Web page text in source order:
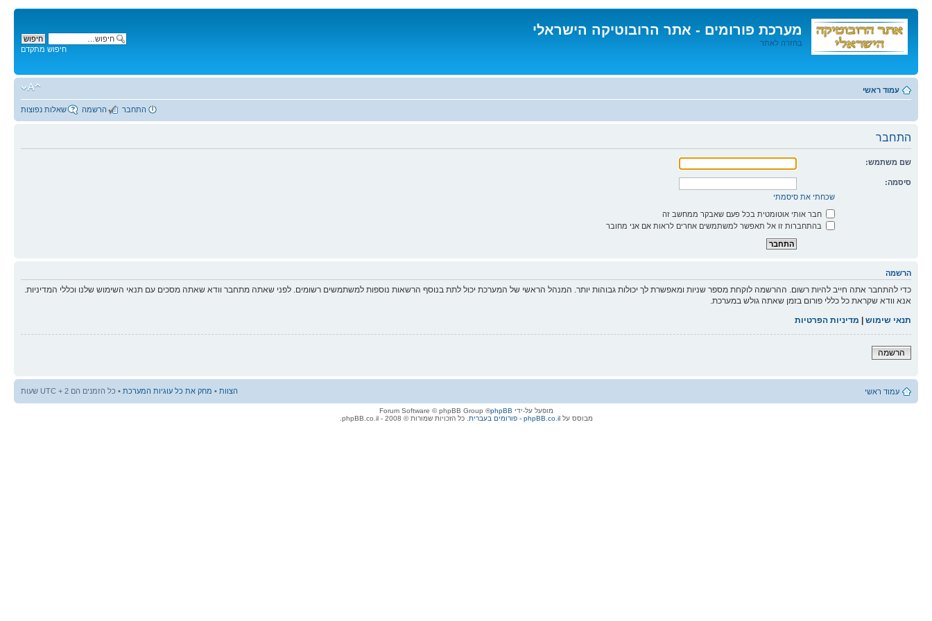
מערכת פורומים - אתר הרובוטיקה הישראלי
בחזרה לאתר
לתוכן
חיפוש מתקדם
עמוד ראשי
שאלות נפוצות הרשמה התחבר
התחבר
שם משתמש:
סיסמה:
שכחתי את סיסמתי
חבר אותי אוטומטית בכל פעם שאבקר ממחשב זה
בהתחברות זו אל תאפשר למשתמשים אחרים לראות אם אני מחובר
הרשמה
כדי להתחבר אתה חייב להיות רשום. ההרשמה לוקחת מספר שניות ומאפשרת לך יכולות גבוהות יותר. המנהל הראשי של המערכת יכול לתת בנוסף הרשאות נוספות למשתמשים רשומים. לפני שאתה מתחבר וודא שאתה מסכים עם תנאי השימוש שלנו וכללי המדיניות.
אנא וודא שקראת כל כללי פורום בזמן שאתה גולש במערכת.
תנאי שימוש | מדיניות הפרטיות
הרשמה
עמוד ראשי הצוות • מחק את כל עוגיות המערכת • כל הזמנים הם UTC + 2 שעות
מופעל על-ידי phpBB
® Forum Software © phpBB Group
מבוסס עלphpBB.co.il - פורומים בעברית . כל הזכויות שמורות © 2008 - phpBB.co.il.